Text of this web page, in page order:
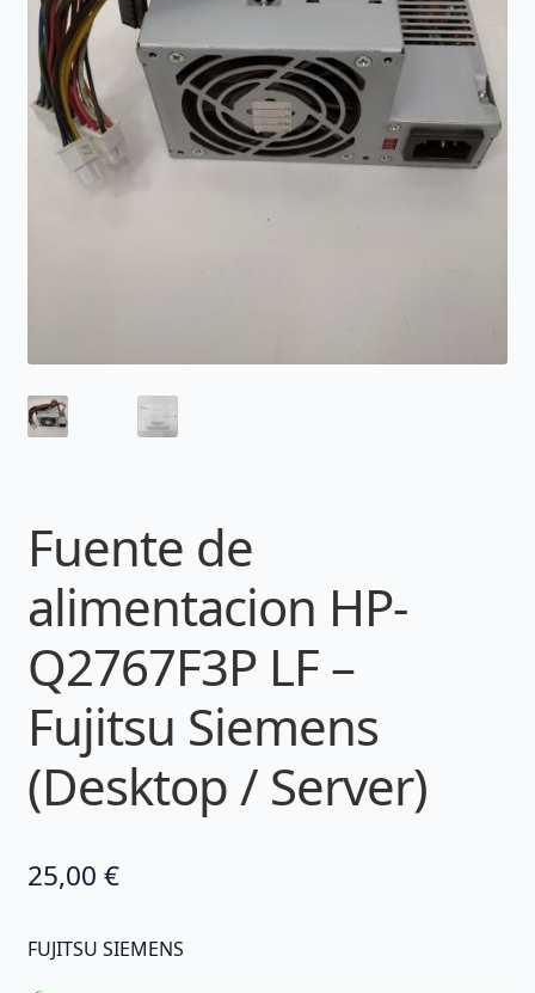
Fuente de
alimentacion HP-
Q2767F3P LF –
Fujitsu Siemens
(Desktop / Server)
25,00 €
FUJITSU SIEMENS